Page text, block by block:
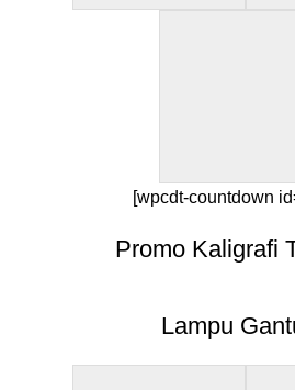
[wpcdt-countdown
Promo Kaligrafi
Lampu